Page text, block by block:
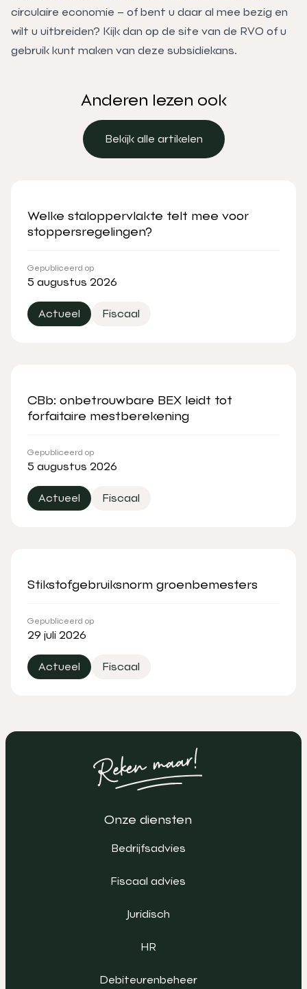
circulaire economie – of bent u daar al mee bezig en
wilt u uitbreiden? Kijk dan op de site van de RVO of u
gebruik kunt maken van deze subsidiekans.
Anderen lezen ook
Bekijk alle artikelen
Welke staloppervlakte telt mee voor
stoppersregelingen?
Gepubliceerd op
5 augustus 2026
Actueel Fiscaal
CBb: onbetrouwbare BEX leidt tot
forfaitaire mestberekening
Gepubliceerd op
5 augustus 2026
Actueel Fiscaal
Stikstofgebruiksnorm groenbemesters
Gepubliceerd op
29 juli 2026
Actueel Fiscaal
Onze diensten
Bedrijfsadvies
Fiscaal advies
Juridisch
HR
Debiteurenbeheer